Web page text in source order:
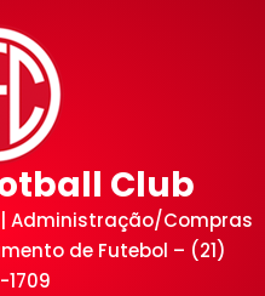
Club
| Administração/Compras
de Futebol – (21)